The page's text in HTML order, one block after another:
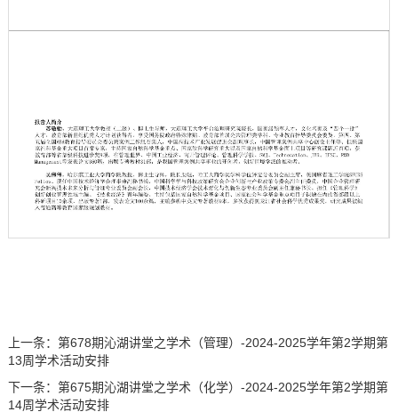
上一条： 第678期沁湖讲堂之学术（管理）-2024-2025学年第2学期第
13周学术活动安排
下一条： 第675期沁湖讲堂之学术（化学）-2024-2025学年第2学期第
14周学术活动安排